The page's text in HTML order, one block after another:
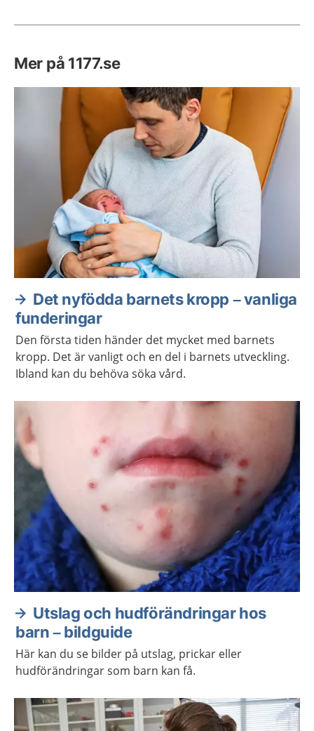
Mer på 1177.se
Det nyfödda barnets kropp – vanliga
funderingar
Den första tiden händer det mycket med barnets
kropp. Det är vanligt och en del i barnets utveckling.
Ibland kan du behöva söka vård.
Utslag och hudförändringar hos
barn – bildguide
Här kan du se bilder på utslag, prickar eller
hudförändringar som barn kan få.